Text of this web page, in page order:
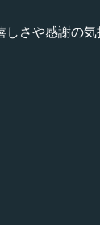
さや感謝の